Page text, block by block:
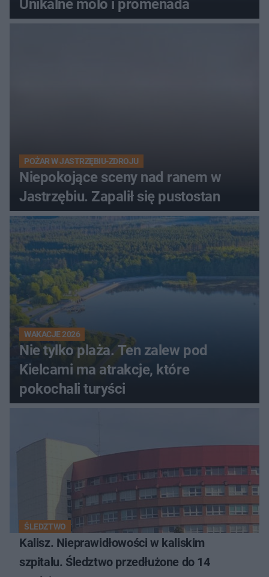
Unikalne molo i promenada
POŻAR W JASTRZĘBIU-ZDROJU
Niepokojące sceny nad ranem w
Jastrzębiu. Zapalił się pustostan
WAKACJE 2026
Nie tylko plaża. Ten zalew pod
Kielcami ma atrakcje, które
pokochali turyści
ŚLEDZTWO
Kalisz. Nieprawidłowości w kaliskim
szpitalu. Śledztwo przedłużone do 14